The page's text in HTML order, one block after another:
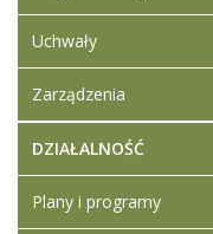
naborze na
wolne
pracy -
nauczyciel
historii
Artykuł został
zmieniony.
Uchwały
Zarządzenia
DZIAŁALNOŚĆ
Plany i programy